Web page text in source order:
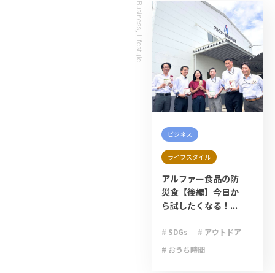
Business
,
Lifestyle
ビジネス
ライフスタイル
アルファー食品の防
災食【後編】今日か
ら試したくなる！...
# SDGs
# アウトドア
# おうち時間